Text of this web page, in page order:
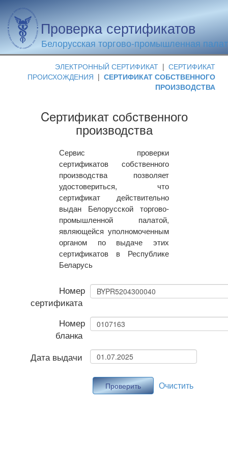
Проверка сертификатов
Белорусская торгово-промышленная
ЭЛЕКТРОННЫЙ СЕРТИФИКАТ | СЕРТИФИКАТ
ПРОИСХОЖДЕНИЯ | СЕРТИФИКАТ СОБСТВЕННОГО
ПРОИЗВОДСТВА
Cертификат собственного
производства
Сервис проверки
сертификатов собственного
производства позволяет
удостовериться, что
сертификат действительно
выдан Белорусской торгово-
промышленной палатой,
являющейся уполномоченным
органом по выдаче этих
сертификатов в Республике
Беларусь
Номер
сертификата
Номер
бланка
Дата выдачи
Проверить Очистить